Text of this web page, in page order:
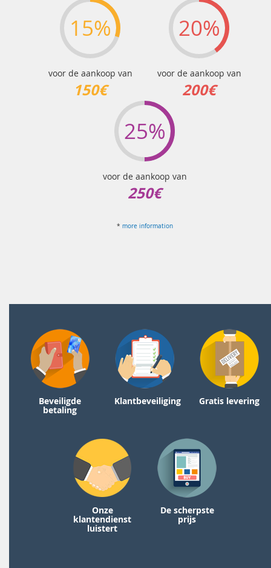
15%
voor de aankoop van
150€
20%
voor de aankoop van
200€
25%
voor de aankoop van
250€
* more information
Beveiligde
betaling
Klantbeveiliging Gratis levering
Onze
klantendienst
luistert
De scherpste
prijs